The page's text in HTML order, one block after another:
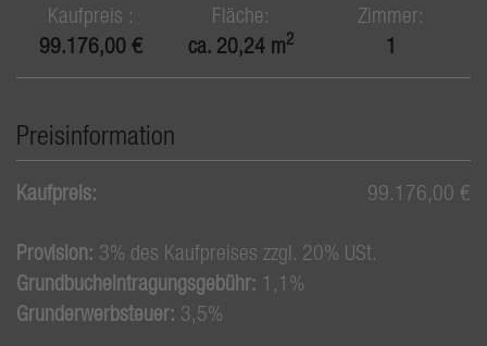
Kaufpreis
99.176,00 €
Fläche
ca. 20,24 m2
Zimmer
1
Preisinformation
Kaufpreis: 99.176,00 €
Provision: 3% des Kaufpreises zzgl. 20% USt.
Grundbucheintragungsgebühr: 1,1%
Grunderwerbsteuer: 3,5%